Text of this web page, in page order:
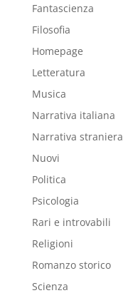
Fantascienza
Filosofia
Homepage
Letteratura
Musica
Narrativa italiana
Narrativa straniera
Nuovi
Politica
Psicologia
Rari e introvabili
Religioni
Romanzo storico
Scienza